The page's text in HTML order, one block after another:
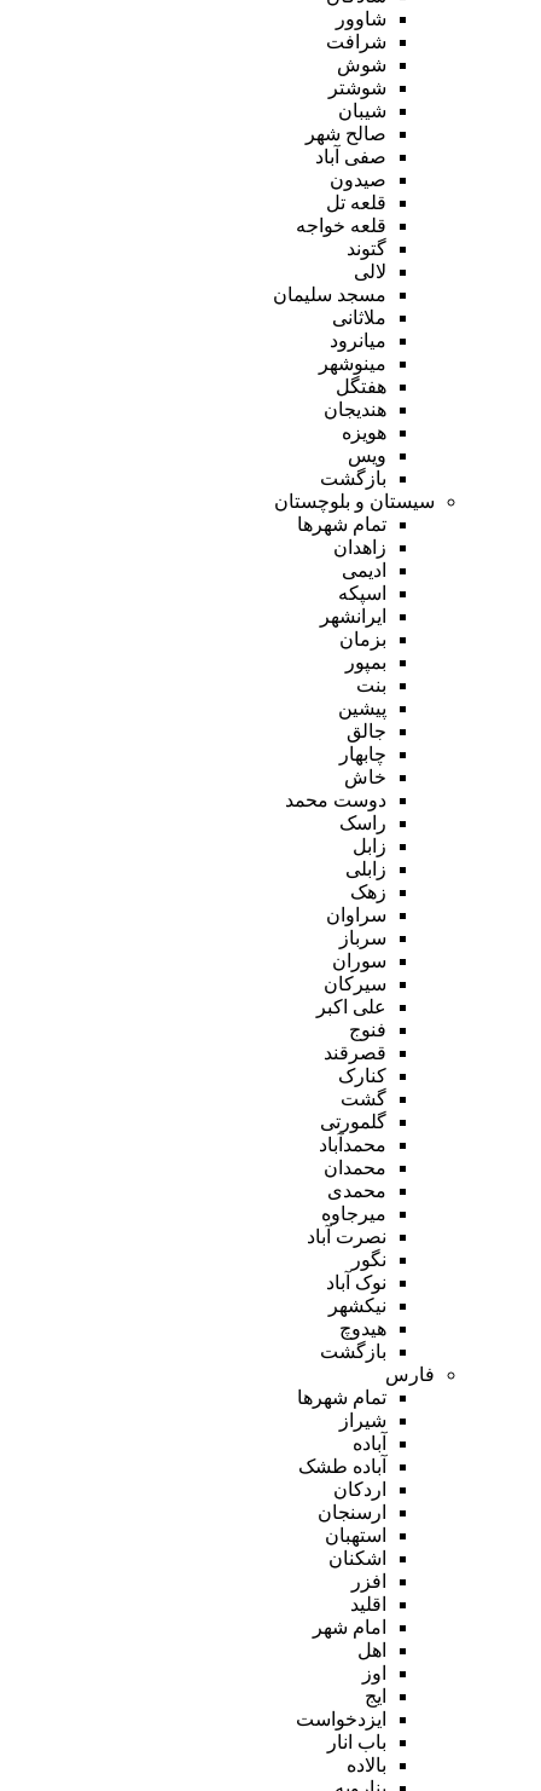
شاوور
شرافت
شوش
شوشتر
شیبان
صالح شهر
صفی آباد
صیدون
قلعه تل
قلعه خواجه
گتوند
لالی
مسجد سلیمان
ملاثانی
میانرود
مینوشهر
هفتگل
هندیجان
هویزه
ویس
بازگشت
سیستان و بلوچستان
تمام شهر‌ها
زاهدان
ادیمی
اسپکه
ایرانشهر
بزمان
بمپور
بنت
پیشین
جالق
چابهار
خاش
دوست محمد
راسک
زابل
زابلی
زهک
سراوان
سرباز
سوران
سیرکان
علی اکبر
فنوج
قصرقند
کنارک
گشت
گلمورتی
محمدآباد
محمدان
محمدی
میرجاوه
نصرت آباد
نگور
نوک آباد
نیکشهر
هیدوچ
بازگشت
فارس
تمام شهر‌ها
شیراز
آباده
آباده طشک
اردکان
ارسنجان
استهبان
اشکنان
افزر
اقلید
امام شهر
اهل
اوز
ایج
ایزدخواست
باب انار
بالاده